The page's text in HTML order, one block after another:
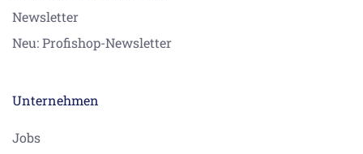
Newsletter
Neu: Profishop-Newsletter
Unternehmen
Jobs